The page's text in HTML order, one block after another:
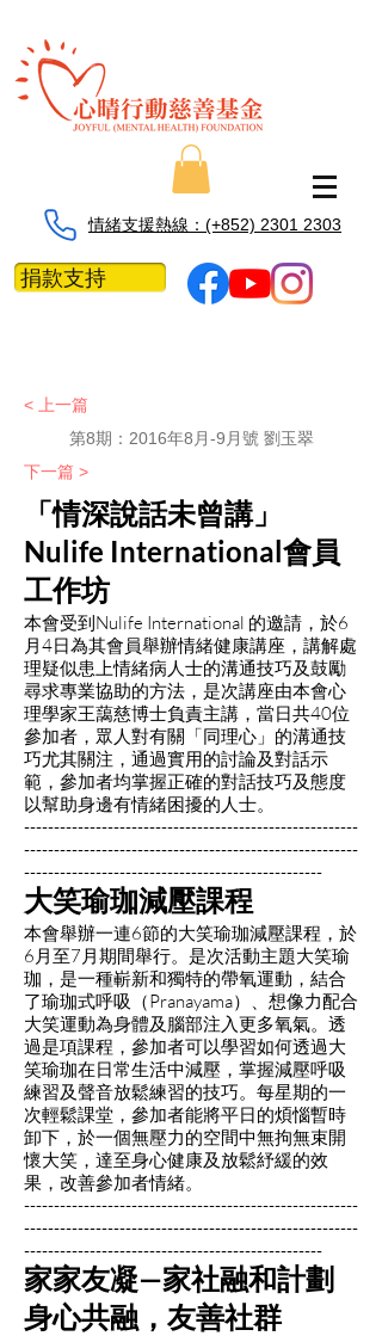
情緒支援熱線：​​(+852) 2301 2303
捐款支持
< 上一篇
第8期： 2016年8月-9月號 劉玉翠
下一篇 >
「情深說話未曾講」
Nulife International會員
工作坊
本會受到Nulife International 的邀請，於6
月4日為其會員舉辦情緒健康講座，講解處
理疑似患上情緒病人士的溝通技巧及鼓勵
尋求專業協助的方法，是次講座由本會心
理學家王藹慈博士負責主講，當日共40位
參加者，眾人對有關「同理心」的溝通技
巧尤其關注，通過實用的討論及對話示
範，參加者均掌握正確的對話技巧及態度
以幫助身邊有情緒困擾的人士。
--------------------------------------------------------
--------------------------------------------------------
--------------------------------------------------
大笑瑜珈減壓課程
本會舉辦一連6節的大笑瑜珈減壓課程，於
6月至7月期間舉行。是次活動主題大笑瑜
珈，是一種嶄新和獨特的帶氧運動，結合
了瑜珈式呼吸（Pranayama）、想像力配合
大笑運動為身體及腦部注入更多氧氣。透
過是項課程，參加者可以學習如何透過大
笑瑜珈在日常生活中減壓，掌握減壓呼吸
練習及聲音放鬆練習的技巧。每星期的一
次輕鬆課堂，參加者能將平日的煩惱暫時
卸下，於一個無壓力的空間中無拘無束開
懷大笑，達至身心健康及放鬆紓緩的效
果，改善參加者情緒。
--------------------------------------------------------
--------------------------------------------------------
--------------------------------------------------
家家友凝—家社融和計劃
身心共融，友善社群